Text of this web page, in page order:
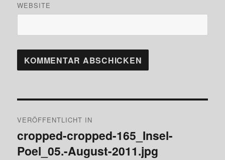
WEBSITE
VERÖFFENTLICHT IN
cropped-cropped-165_Insel-
Poel_05.-August-2011.jpg